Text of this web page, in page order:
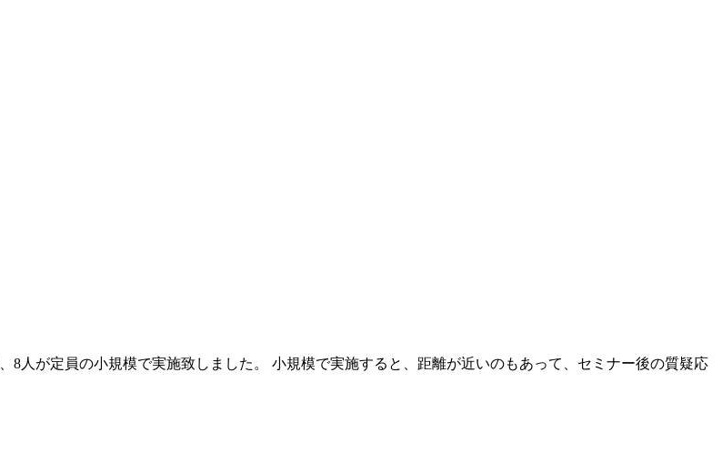
人が定員の小規模で実施致しました。 小規模で実施すると、距離が近いのもあって、セミナー後の質疑応